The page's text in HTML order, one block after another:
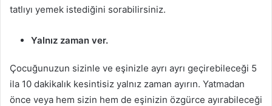
tatlıyı yemek istediğini sorabilirsiniz.
Yalnız zaman ver.
Çocuğunuzun sizinle ve eşinizle ayrı ayrı geçirebileceği 5
ila 10 dakikalık kesintisiz yalnız zaman ayırın. Yatmadan
önce veya hem sizin hem de eşinizin özgürce ayırabileceği